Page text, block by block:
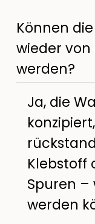
Können
wieder
werden?
Ja, die
Klebstoff
Spuren
werden